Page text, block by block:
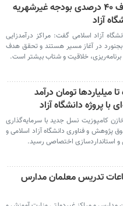
تحقق هدف ۴۰ درصدی بودجه غیرشهریه
آزاد
آزاد اسلامی گفت: مراکز درآمدزایی
بجنورد در آغاز مسیر هستند و تحقق هدف
میلیاردها تومان درآمد
با پروژه دانشگاه آزاد
کامپوزیت نسل جدید با سرمایه‌گذاری
پژوهش و فناوری دانشگاه آزاد اسلامی و
استانداردسازی اختصاصی رسید.
تدریس معلمان مدارس